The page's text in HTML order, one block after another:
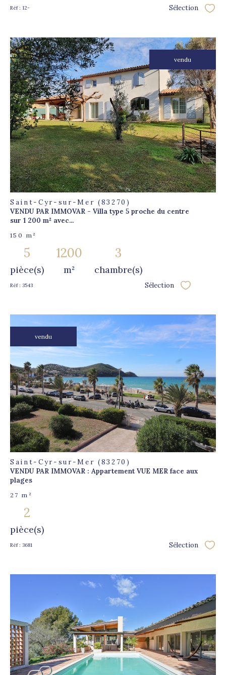
Réf : 12- Sélection
vendu
voir le
bien
Saint-Cyr-sur-Mer (83270)
VENDU PAR IMMOVAR - Villa type 5 proche du centre
sur 1 200 m² avec...
150 m²
5
pièce(s)
1200
m²
3
chambre(s)
Réf : 3543 Sélection Sélectionner
vendu
voir le
bien
Saint-Cyr-sur-Mer (83270)
VENDU PAR IMMOVAR : Appartement VUE MER face aux
plages
27 m²
2
pièce(s)
Réf : 3681 Sélection
voir le
bien